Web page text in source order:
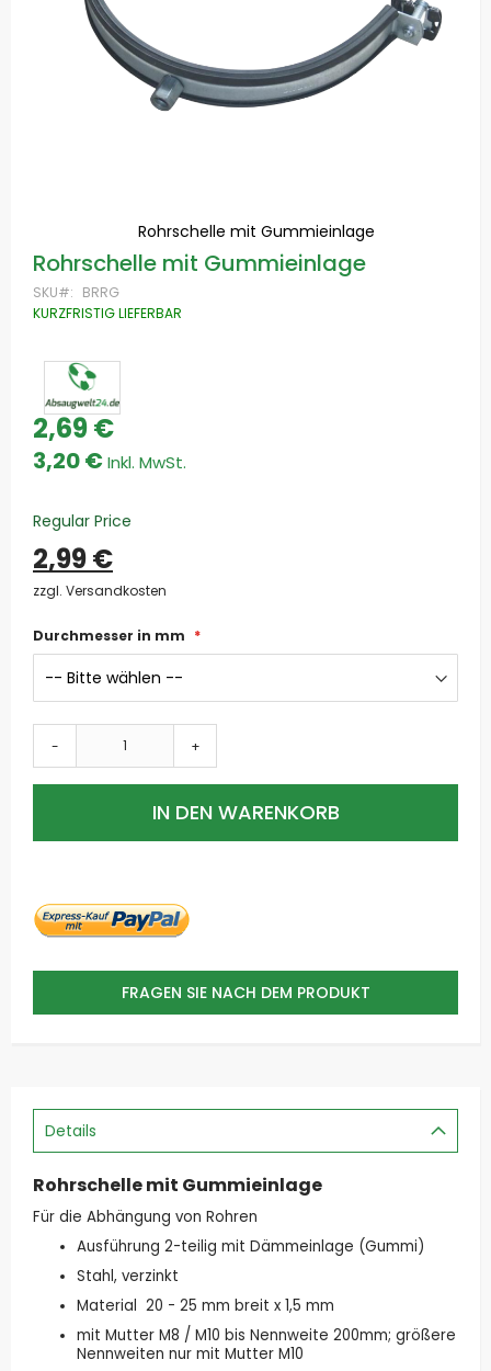
Rohrschelle mit Gummieinlage
Zum
Anfang
der
Bildgalerie
Rohrschelle mit Gummieinlage
SKU
BRRG
KURZFRISTIG LIEFERBAR
Special
Price
3,20 €
2,69 €
Regular Price
2,99 €
zzgl. Versandkosten
Durchmesser in mm
- +
IN DEN WARENKORB
FRAGEN SIE NACH DEM PRODUKT
Details
Rohrschelle mit Gummieinlage
Für die Abhängung von Rohren
Ausführung 2-teilig mit Dämmeinlage (Gummi)
Stahl, verzinkt
Material 20 - 25 mm breit x 1,5 mm
mit Mutter M8 / M10 bis Nennweite 200mm; größere
Nennweiten nur mit Mutter M10